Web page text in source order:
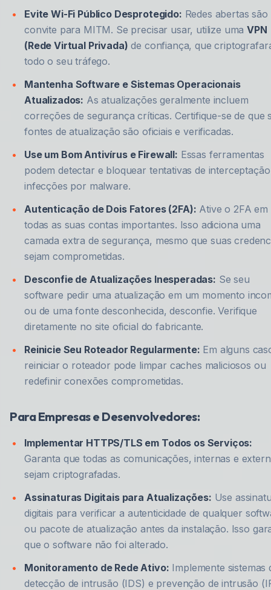
Evite Wi-Fi Público Desprotegido: Redes abertas são
convite para MITM. Se precisar usar, utilize umaVPN
(Rede Virtual Privada) de confiança, que
todo o seu tráfego.
Mantenha Software e Sistemas Operacionais
Atualizados: As atualizações geralmente incluem
correções de segurança críticas. Certifique-se de que
fontes de atualização são oficiais e verificadas.
Use um Bom Antivírus e Firewall: Essas ferramentas
podem detectar e bloquear tentativas de
infecções por malware.
Autenticação de Dois Fatores (2FA): Ative o 2FA em
todas as suas contas importantes. Isso adiciona uma
camada extra de segurança, mesmo que suas
sejam comprometidas.
Desconfie de Atualizações Inesperadas: Se seu
software pedir uma atualização em um momento
ou de uma fonte desconhecida, desconfie. Verifique
diretamente no site oficial do fabricante.
Reinicie Seu Roteador Regularmente: Em alguns
reiniciar o roteador pode limpar caches maliciosos ou
redefinir conexões comprometidas.
Para Empresas e Desenvolvedores:
Implementar HTTPS/TLS em Todos os Serviços:
Garanta que todas as comunicações, internas e
sejam criptografadas.
Assinaturas Digitais para Atualizações: Use
digitais para verificar a autenticidade de qualquer
ou pacote de atualização antes da instalação. Isso
que o software não foi alterado.
Monitoramento de Rede Ativo: Implemente sistemas
detecção de intrusão (IDS) e prevenção de intrusão